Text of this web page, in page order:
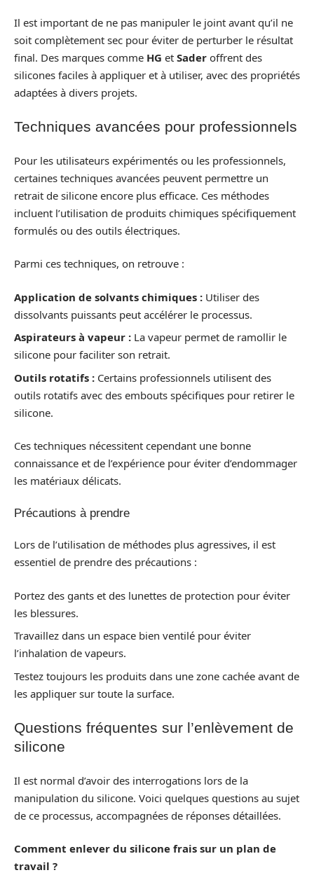
Il est important de ne pas manipuler le joint avant qu’il ne
soit complètement sec pour éviter de perturber le résultat
final. Des marques comme HG et Sader offrent des
silicones faciles à appliquer et à utiliser, avec des propriétés
adaptées à divers projets.
Techniques avancées pour professionnels
Pour les utilisateurs expérimentés ou les professionnels,
certaines techniques avancées peuvent permettre un
retrait de silicone encore plus efficace. Ces méthodes
incluent l’utilisation de produits chimiques spécifiquement
formulés ou des outils électriques.
Parmi ces techniques, on retrouve :
Application de solvants chimiques : Utiliser des
dissolvants puissants peut accélérer le processus.
Aspirateurs à vapeur : La vapeur permet de ramollir le
silicone pour faciliter son retrait.
Outils rotatifs : Certains professionnels utilisent des
outils rotatifs avec des embouts spécifiques pour retirer le
silicone.
Ces techniques nécessitent cependant une bonne
connaissance et de l’expérience pour éviter d’endommager
les matériaux délicats.
Précautions à prendre
Lors de l’utilisation de méthodes plus agressives, il est
essentiel de prendre des précautions :
Portez des gants et des lunettes de protection pour éviter
les blessures.
Travaillez dans un espace bien ventilé pour éviter
l’inhalation de vapeurs.
Testez toujours les produits dans une zone cachée avant de
les appliquer sur toute la surface.
Questions fréquentes sur l’enlèvement de
silicone
Il est normal d’avoir des interrogations lors de la
manipulation du silicone. Voici quelques questions au sujet
de ce processus, accompagnées de réponses détaillées.
Comment enlever du silicone frais sur un plan de
travail ?